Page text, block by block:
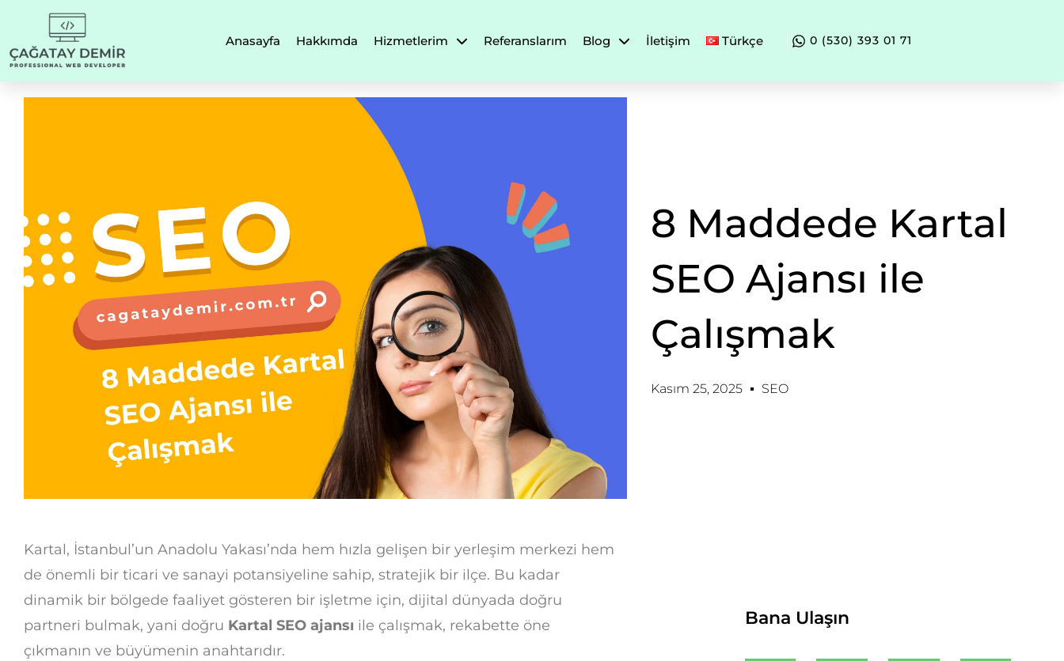
Anasayfa Hakkımda Hizmetlerim Referanslarım Blog İletişim Türkçe 0 (530) 393 01 71
8 Maddede Kartal
SEO Ajansı ile
Çalışmak
Kasım 25, 2025 SEO
Kartal, İstanbul’un Anadolu Yakası’nda hem hızla gelişen bir yerleşim merkezi hem
de önemli bir ticari ve sanayi potansiyeline sahip, stratejik bir ilçe. Bu kadar
dinamik bir bölgede faaliyet gösteren bir işletme için, dijital dünyada doğru
partneri bulmak, yani doğru Kartal SEO ajansı ile çalışmak, rekabette öne
çıkmanın ve büyümenin anahtarıdır.
Bana Ulaşın